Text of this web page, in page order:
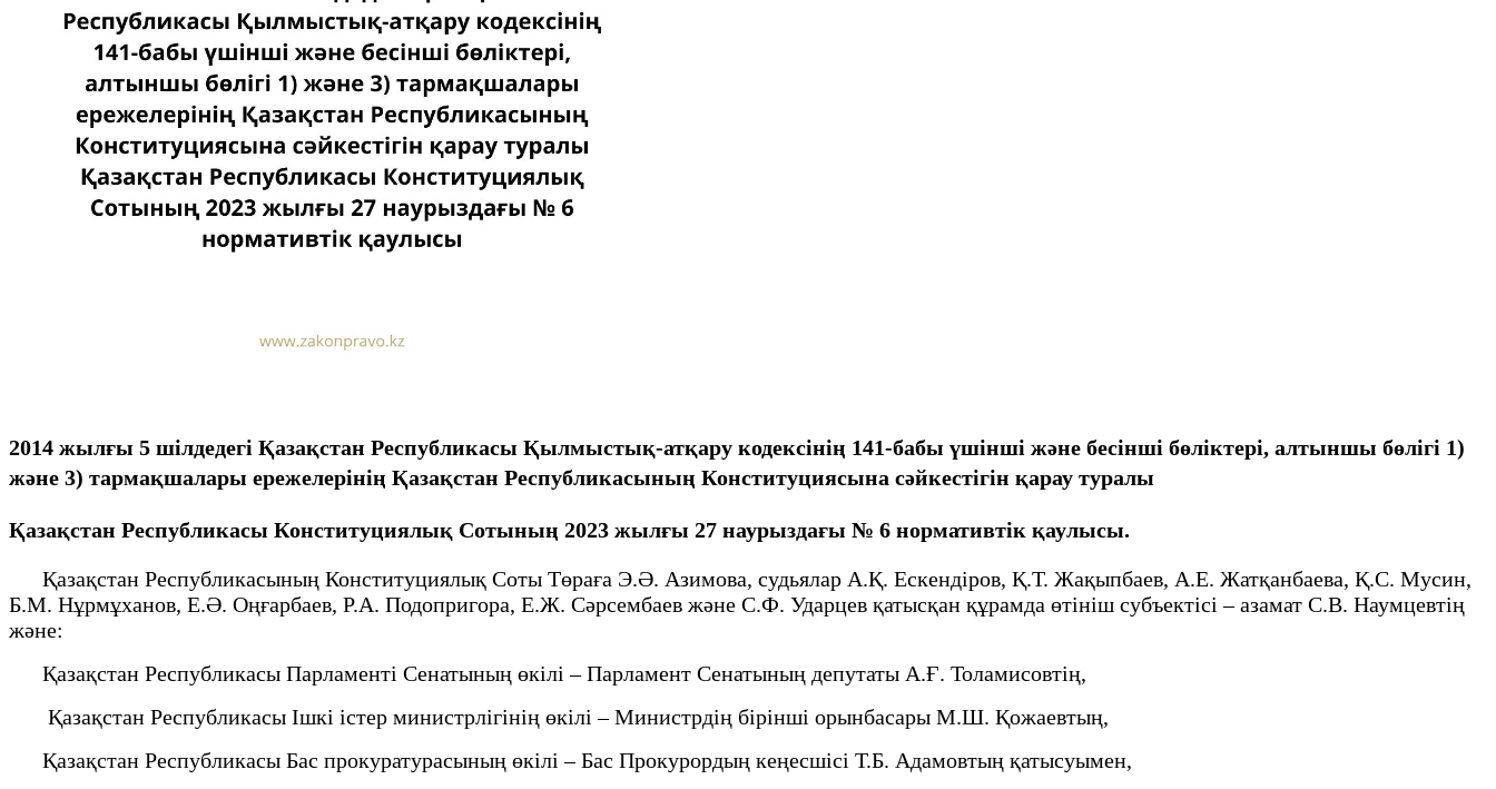
2014 жылғы 5 шілдедегі Қазақстан Республикасы Қылмыстық-атқару кодексінің 141-бабы үшінші және бесінші бөліктері, алтыншы бөлігі 1)
және 3) тармақшалары ережелерінің Қазақстан Республикасының Конституциясына сәйкестігін қарау туралы
Қазақстан Республикасы Конституциялық Сотының 2023 жылғы 27 наурыздағы № 6 нормативтік қаулысы.
Қазақстан Республикасының Конституциялық Соты Төраға Э.Ә. Азимова, судьялар А.Қ. Ескендіров, Қ.Т. Жақыпбаев, А.Е. Жатқанбаева, Қ.С. Мусин,
Б.М. Нұрмұханов, Е.Ә. Оңғарбаев, Р.А. Подопригора, Е.Ж. Сәрсембаев және С.Ф. Ударцев қатысқан құрамда өтініш субъектісі – азамат С.В. Наумцевтің
және:
Қазақстан Республикасы Парламенті Сенатының өкілі – Парламент Сенатының депутаты А.Ғ. Толамисовтің,
Қазақстан Республикасы Ішкі істер министрлігінің өкілі – Министрдің бірінші орынбасары М.Ш. Қожаевтың,
Қазақстан Республикасы Бас прокуратурасының өкілі – Бас Прокурордың кеңесшісі Т.Б. Адамовтың қатысуымен,